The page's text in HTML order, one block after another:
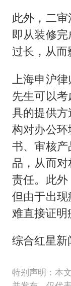
此外，二审
即从装修
过长，从而
上海申沪
先生可以
具的提供
构对办公
书、审核
品，从而
责任。此外
但由于出
难直接证明
综合红星
特别声明：本